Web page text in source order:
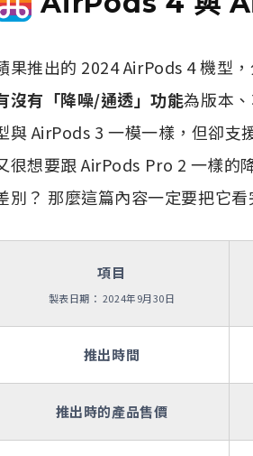
果推出的 2024 AirPods 4 機型
沒有「降噪/通透」功能為版本
與 AirPods 3 一模一樣，但卻
很想要跟 AirPods Pro 2 一樣的
別？ 那麼這篇內容一定要把它看
項目
製表日期： 2024年9月30日
推出時間
推出時的產品售價